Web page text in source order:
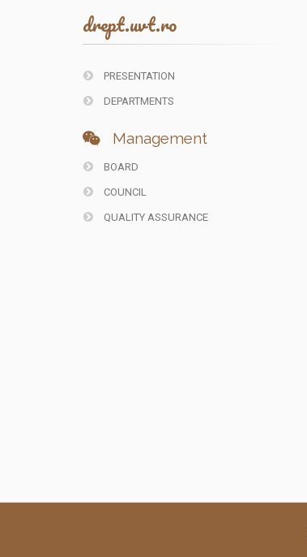
drept.uvt.ro
PRESENTATION
DEPARTMENTS
Management
BOARD
COUNCIL
QUALITY ASSURANCE